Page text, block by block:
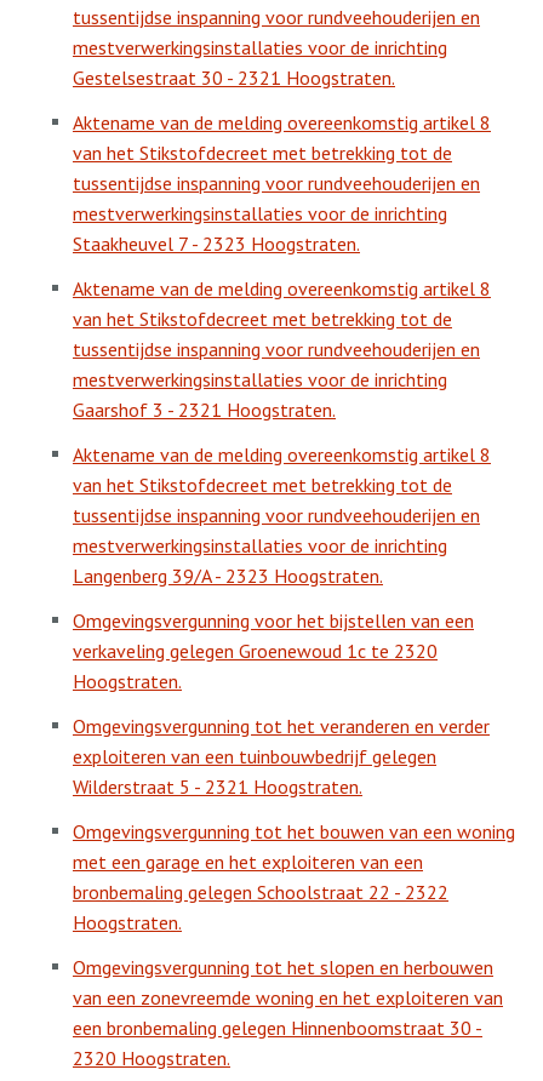
tussentijdse inspanning voor rundveehouderijen en
mestverwerkingsinstallaties voor de inrichting
Gestelsestraat 30 - 2321 Hoogstraten.
Aktename van de melding overeenkomstig artikel 8
van het Stikstofdecreet met betrekking tot de
tussentijdse inspanning voor rundveehouderijen en
mestverwerkingsinstallaties voor de inrichting
Staakheuvel 7 - 2323 Hoogstraten.
Aktename van de melding overeenkomstig artikel 8
van het Stikstofdecreet met betrekking tot de
tussentijdse inspanning voor rundveehouderijen en
mestverwerkingsinstallaties voor de inrichting
Gaarshof 3 - 2321 Hoogstraten.
Aktename van de melding overeenkomstig artikel 8
van het Stikstofdecreet met betrekking tot de
tussentijdse inspanning voor rundveehouderijen en
mestverwerkingsinstallaties voor de inrichting
Langenberg 39/A - 2323 Hoogstraten.
Omgevingsvergunning voor het bijstellen van een
verkaveling gelegen Groenewoud 1c te 2320
Hoogstraten.
Omgevingsvergunning tot het veranderen en verder
exploiteren van een tuinbouwbedrijf gelegen
Wilderstraat 5 - 2321 Hoogstraten.
Omgevingsvergunning tot het bouwen van een woning
met een garage en het exploiteren van een
bronbemaling gelegen Schoolstraat 22 - 2322
Hoogstraten.
Omgevingsvergunning tot het slopen en herbouwen
van een zonevreemde woning en het exploiteren van
een bronbemaling gelegen Hinnenboomstraat 30 -
2320 Hoogstraten.